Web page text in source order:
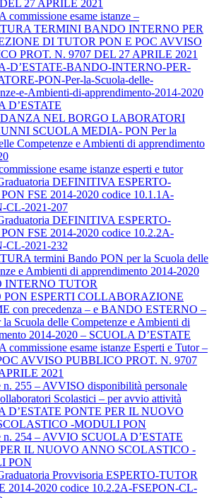
27 APRILE 2021
commissione esame istanze –
TERMINI BANDO INTERNO PER
DI TUTOR PON E POC AVVISO
PROT. N. 9707 DEL 27 APRILE 2021
D’ESTATE-BANDO-INTERNO-PER-
PON-Per-la-Scuola-delle-
e-Ambienti-di-apprendimento-2014-2020
D’ESTATE
NEL BORGO LABORATORI
SCUOLA MEDIA- PON Per la
Competenze e Ambienti di apprendimento
esame istanze esperti e tutor
DEFINITIVA ESPERTO-
FSE 2014-2020 codice 10.1.1A-
CL-2021-207
DEFINITIVA ESPERTO-
FSE 2014-2020 codice 10.2.2A-
CL-2021-232
termini Bando PON per la Scuola delle
e Ambienti di apprendimento 2014-2020
INTERNO TUTOR
ESPERTI COLLABORAZIONE
con precedenza – e BANDO ESTERNO –
la Scuola delle Competenze e Ambienti di
2014-2020 – SCUOLA D’ESTATE
commissione esame istanze Esperti e Tutor –
AVVISO PUBBLICO PROT. N. 9707
2021
n. 255 – AVVISO disponibilità personale
Scolastici – per avvio attività
D’ESTATE PONTE PER IL NUOVO
-MODULI PON
n. 254 – AVVIO SCUOLA D’ESTATE
IL NUOVO ANNO SCOLASTICO -
PON
Provvisoria ESPERTO-TUTOR
2014-2020 codice 10.2.2A-FSEPON-CL-